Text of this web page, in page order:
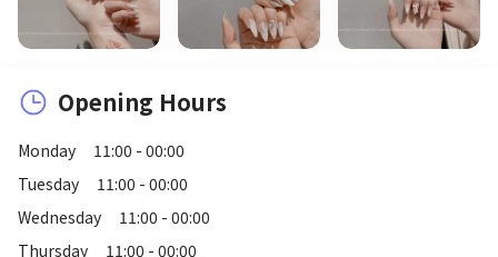
Opening Hours
Monday
11:00 - 00:00
Tuesday
11:00 - 00:00
Wednesday
11:00 - 00:00
Thursday
11:00 - 00:00